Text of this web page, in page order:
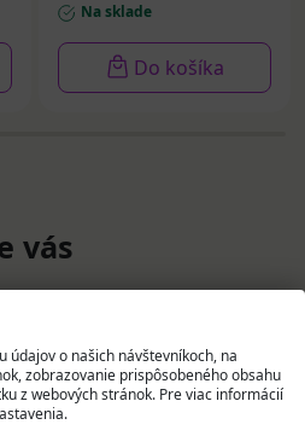
Na sklade
Do košíka
vás
údajov o našich návštevníkoch, na
zobrazovanie prispôsobeného obsahu
z webových stránok. Pre viac informácií